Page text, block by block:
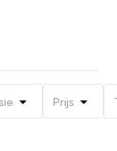
Prijs